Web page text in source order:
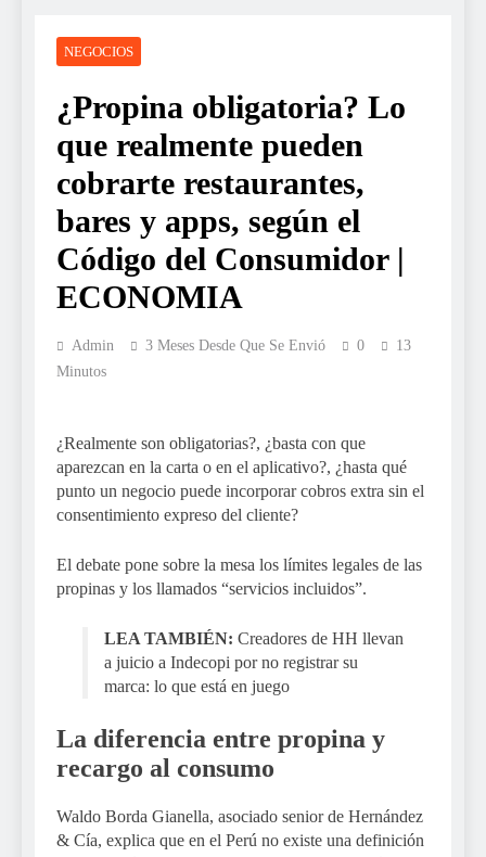
NEGOCIOS
¿Propina obligatoria? Lo
que realmente pueden
cobrarte restaurantes,
bares y apps, según el
Código del Consumidor |
ECONOMIA
Admin 3 Meses Desde Que Se Envió 0
13
Minutos
¿Realmente son obligatorias?, ¿basta con que
aparezcan en la carta o en el aplicativo?, ¿hasta qué
punto un negocio puede incorporar cobros extra sin el
consentimiento expreso del cliente?
El debate pone sobre la mesa los límites legales de las
propinas y los llamados “servicios incluidos”.
LEA TAMBIÉN: Creadores de HH llevan
a juicio a Indecopi por no registrar su
marca: lo que está en juego
La diferencia entre propina y
recargo al consumo
Waldo Borda Gianella, asociado senior de Hernández
& Cía, explica que en el Perú no existe una definición